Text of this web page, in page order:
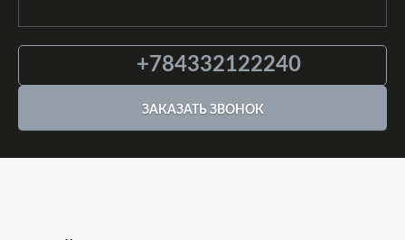
+784332122240
ЗАКАЗАТЬ ЗВОНОК